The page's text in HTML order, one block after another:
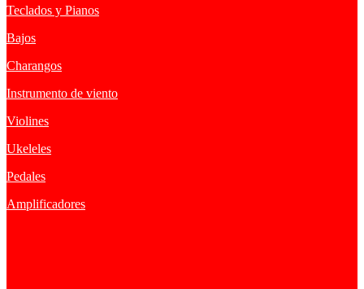
Teclados y Pianos
Bajos
Charangos
Instrumento de viento
Violines
Ukeleles
Pedales
Amplificadores